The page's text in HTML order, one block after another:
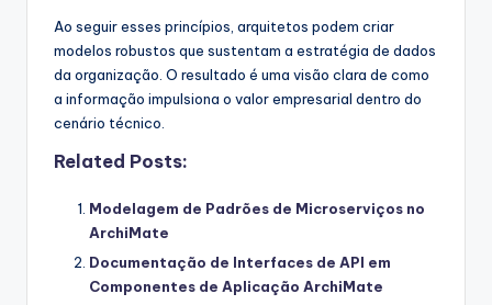
Ao seguir esses princípios, arquitetos podem criar
modelos robustos que sustentam a estratégia de dados
da organização. O resultado é uma visão clara de como
a informação impulsiona o valor empresarial dentro do
cenário técnico.
Related Posts:
Modelagem de Padrões de Microserviços no
ArchiMate
Documentação de Interfaces de API em
Componentes de Aplicação ArchiMate